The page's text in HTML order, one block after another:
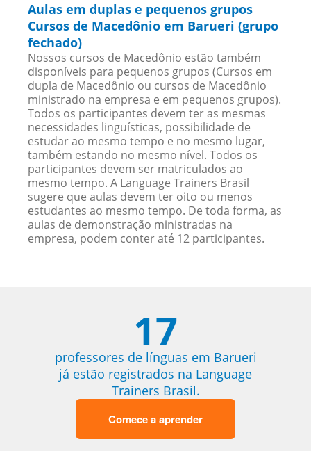
Aulas em duplas e pequenos grupos
Cursos de Macedônio em Barueri (grupo
fechado)
Nossos cursos de Macedônio estão também
disponíveis para pequenos grupos (Cursos em
dupla de Macedônio ou cursos de Macedônio
ministrado na empresa e em pequenos grupos).
Todos os participantes devem ter as mesmas
necessidades linguísticas, possibilidade de
estudar ao mesmo tempo e no mesmo lugar,
também estando no mesmo nível. Todos os
participantes devem ser matriculados ao
mesmo tempo. A Language Trainers Brasil
sugere que aulas devem ter oito ou menos
estudantes ao mesmo tempo. De toda forma, as
aulas de demonstração ministradas na
empresa, podem conter até 12 participantes.
17
professores de línguas em Barueri
já estão registrados na Language
Trainers Brasil.
Comece a aprender